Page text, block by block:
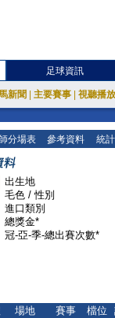
足球資訊
新聞 主要賽事 視聽播
分場表 參考資料 統
出生地
毛色 / 性別
進口類別
總獎金*
冠-亞-季-總出賽次數*
場地
賽事
檔位